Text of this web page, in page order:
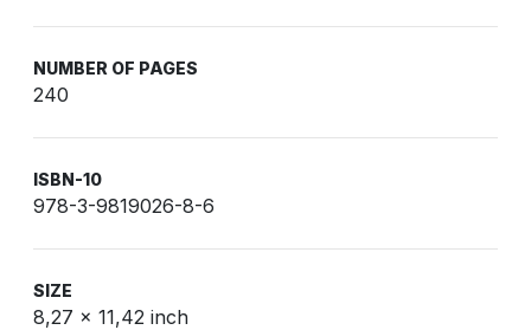
NUMBER OF PAGES
240
ISBN-10
978-3-9819026-8-6
SIZE
8,27 x 11,42 inch